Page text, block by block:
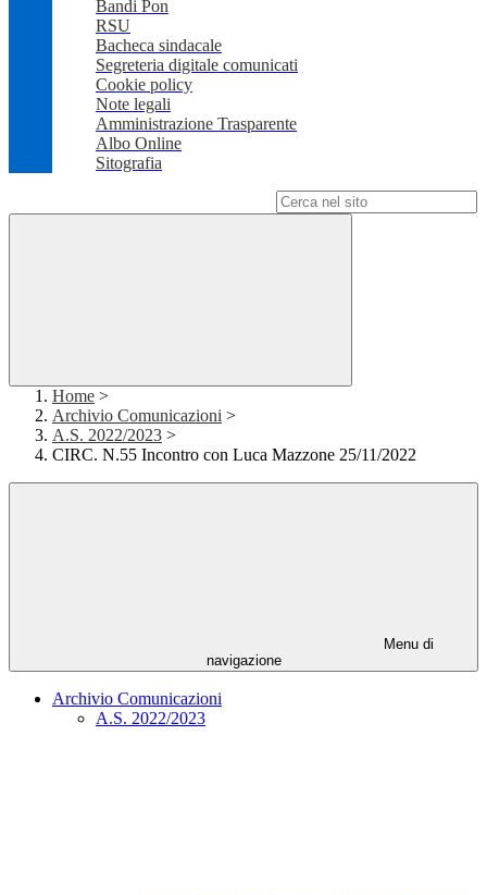
Bandi Pon
RSU
Bacheca sindacale
Segreteria digitale comunicati
Cookie policy
Note legali
Amministrazione Trasparente
Albo Online
Sitografia
Home >
Archivio Comunicazioni >
A.S. 2022/2023 >
CIRC. N.55 Incontro con Luca Mazzone 25/11/2022
Menu di
navigazione
Archivio Comunicazioni
A.S. 2022/2023